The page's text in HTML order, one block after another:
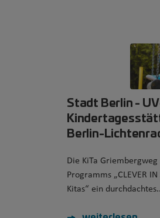
Stadt Berlin -
Berlin-
Die KiTa
Programms „CLEVER
Kitas“ ein